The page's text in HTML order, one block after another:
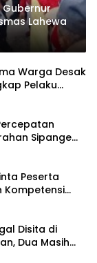
Gubernur
Lahewa
Warga Desak
Pelaku
Truk PT KAP
Sipange
Peserta
Kompetensi
Disita di
Dua Masih